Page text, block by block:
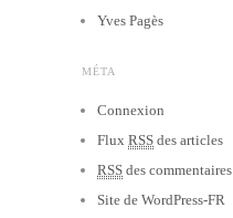
Yves Pagès
MÉTA
Connexion
Flux RSS des articles
RSS des commentaires
Site de WordPress-FR